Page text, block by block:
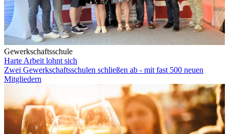
Gewerkschaftsschule
Harte Arbeit lohnt sich
Zwei Gewerkschaftsschulen schließen ab - mit fast 500 neuen
Mitgliedern